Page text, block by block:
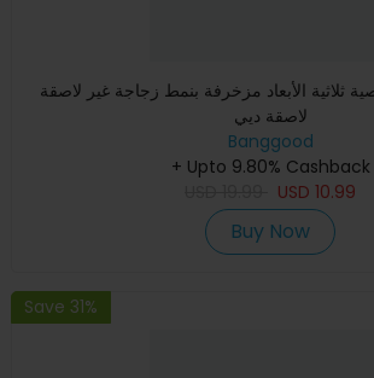
ثلاثية الأبعاد مزخرفة بنمط زجاجة غير لاصقة
لاصقة ديي
Banggood
+ Upto 9.80% Cashback
USD 10.99
Buy Now
Save 31%